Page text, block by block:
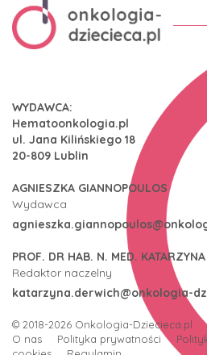
WYDAWCA:
Hematoonkologia.pl
ul. Jana Kilińskiego 18
20-809 Lublin
AGNIESZKA GIANNOPOULOS
Wydawca
PROF. DR HAB. N. MED.
Redaktor naczelny
katarzyna.derwich@onkologia-
© 2018-2026 Onkologia-Dziecieca.pl
O nas
Polityka prywatności